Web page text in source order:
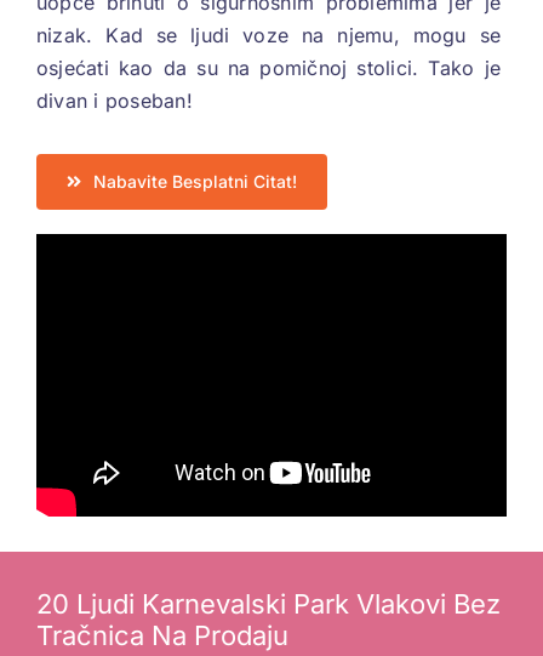
nizak. Kad se ljudi voze na njemu, mogu se
osjećati kao da su na pomičnoj stolici. Tako je
divan i poseban!
Nabavite Besplatni Citat!
20 Ljudi Karnevalski Park Vlakovi Bez
Tračnica Na Prodaju